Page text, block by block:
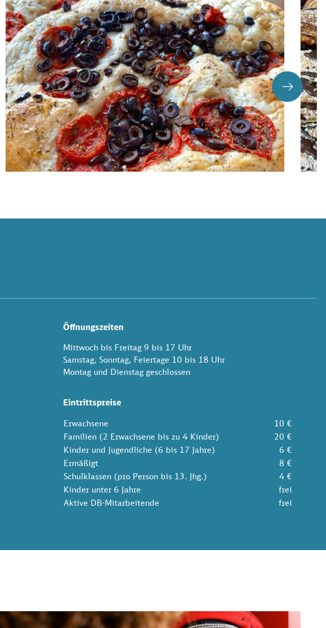
Öffnungszeiten
Mittwoch bis Freitag 9 bis 17 Uhr
Samstag, Sonntag, Feiertage 10 bis 18 Uhr
Montag und Dienstag geschlossen
Eintrittspreise
Erwachsene
10 €
Familien (2 Erwachsene bis zu 4 Kinder)
20 €
Kinder und Jugendliche (6 bis 17 Jahre)
6 €
Ermäßigt
8 €
Schulklassen (pro Person bis 13. Jhg.)
4 €
Kinder unter 6 Jahre
frei
Aktive DB-Mitarbeitende
frei